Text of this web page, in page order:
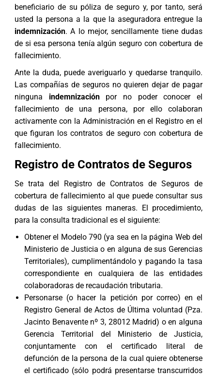
beneficiario de su póliza de seguro y, por tanto, será
usted la persona a la que la aseguradora entregue la
indemnización. A lo mejor, sencillamente tiene dudas
de si esa persona tenía algún seguro con cobertura de
fallecimiento.
Ante la duda, puede averiguarlo y quedarse tranquilo.
Las compañías de seguros no quieren dejar de pagar
ninguna indemnizaciónpor no poder conocer el
fallecimiento de una persona, por ello colaboran
activamente con la Administración en el Registro en el
que figuran los contratos de seguro con cobertura de
fallecimiento.
Registro de Contratos de Seguros
Se trata del Registro de Contratos de Seguros de
cobertura de fallecimiento al que puede consultar sus
dudas de las siguientes maneras. El procedimiento,
para la consulta tradicional es el siguiente:
Obtener el Modelo 790 (ya sea en la página Web del
Ministerio de Justicia o en alguna de sus Gerencias
Territoriales), cumplimentándolo y pagando la tasa
correspondiente en cualquiera de las entidades
colaboradoras de recaudación tributaria.
Personarse (o hacer la petición por correo) en el
Registro General de Actos de Última voluntad (Pza.
Jacinto Benavente nº 3, 28012 Madrid) o en alguna
Gerencia Territorial del Ministerio de Justicia,
conjuntamente con el certificado literal de
defunción de la persona de la cual quiere obtenerse
el certificado (sólo podrá presentarse transcurridos